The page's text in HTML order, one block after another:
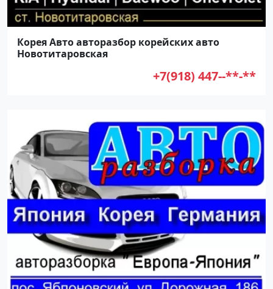
Корея Авто авторазбор корейских авто
Новотитаровская
+7(918) 447--**-**